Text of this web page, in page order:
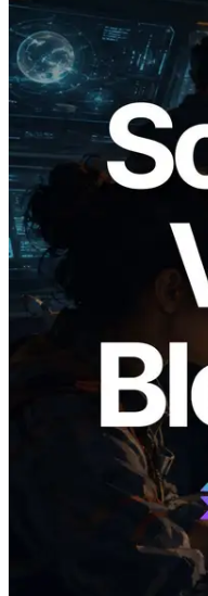
2026.05.24
Validators
Analyzer —
production de
validateurs